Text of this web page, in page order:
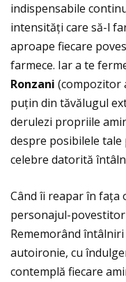
indispensabile
intensităţi care să-l
aproape fiecare
farmece. Iar a te
Ronzani (compozitor
puţin din tăvălugul
derulezi propriile
despre posibilele
celebre datorită
Când îi reapar în
personajul-povestitor
Rememorând
autoironie, cu
contemplă fiecare